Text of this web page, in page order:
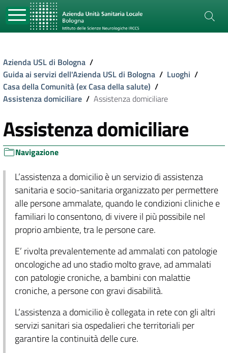
Azienda USL di Bologna /
Guida ai servizi dell'Azienda USL di Bologna / Luoghi /
Casa della Comunità (ex Casa della salute) /
Assistenza domiciliare / Assistenza domiciliare
Assistenza domiciliare
Navigazione
L’assistenza a domicilio è un servizio di assistenza
sanitaria e socio-sanitaria organizzato per permettere
alle persone ammalate, quando le condizioni cliniche e
familiari lo consentono, di vivere il più possibile nel
proprio ambiente, tra le persone care.
E’ rivolta prevalentemente ad ammalati con patologie
oncologiche ad uno stadio molto grave, ad ammalati
con patologie croniche, a bambini con malattie
croniche, a persone con gravi disabilità.
L’assistenza a domicilio è collegata in rete con gli altri
servizi sanitari sia ospedalieri che territoriali per
garantire la continuità delle cure.